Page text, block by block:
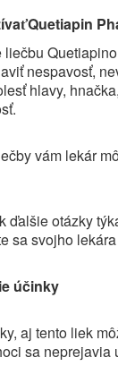
ťQuetiapin
nespavosť,
hlavy,
vám lekár
ďalšie otázky
sa svojho
účinky
aj tento liek
sa neprejavia